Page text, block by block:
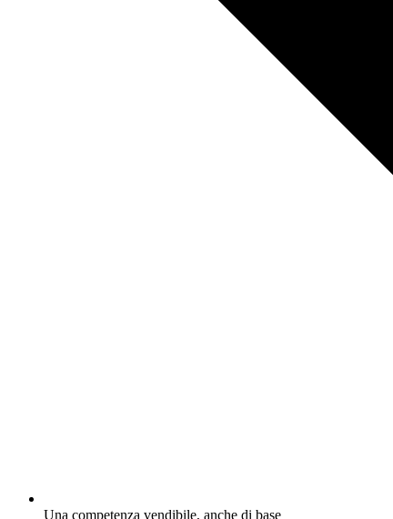
Una competenza vendibile, anche di base